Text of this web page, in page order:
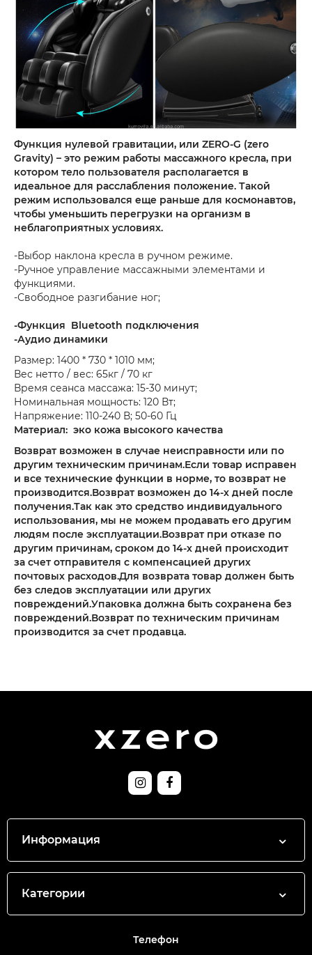
Функция нулевой гравитации, или ZERO-G (zero
Gravity) – это режим работы массажного кресла, при
котором тело пользователя располагается в
идеальное для расслабления положение. Такой
режим использовался еще раньше для космонавтов,
чтобы уменьшить перегрузки на организм в
неблагоприятных условиях.
-Выбор наклона кресла в ручном режиме.
-Ручное управление массажными элементами и
функциями.
-Свободное разгибание ног;
-Функция Bluetooth подключения
-Аудио динамики
Размер: 1400 * 730 * 1010 мм;
Вес нетто / вес: 65кг / 70 кг
Время сеанса массажа: 15-30 минут;
Номинальная мощность: 120 Вт;
Напряжение: 110-240 В; 50-60 Гц
Материал: эко кожа высокого качества
Возврат возможен в случае неисправности или по
другим техническим причинам.Если товар исправен
и все технические функции в норме, то возврат не
производится.Возврат возможен до 14-х дней после
получения.Так как это средство индивидуального
использования, мы не можем продавать его другим
людям после эксплуатации.Возврат при отказе по
другим причинам, сроком до 14-х дней происходит
за счет отправителя с компенсацией других
почтовых расходов.Для возврата товар должен быть
без следов эксплуатации или других
повреждений.Упаковка должна быть сохранена без
повреждений.Возврат по техническим причинам
производится за счет продавца.
Информация
Категории
Телефон